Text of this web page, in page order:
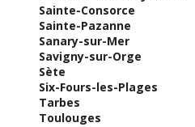
Sainte-Consorce
Sainte-Pazanne
Sanary-sur-Mer
Savigny-sur-Orge
Sète
Six-Fours-les-Plages
Tarbes
Toulouges